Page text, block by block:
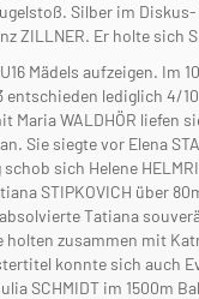
Silber im
ZILLNER. Er holte sich
Mädels aufzeigen. Im
entschieden lediglich
Maria WALDHÖR liefen
Sie siegte vor Elena
sich Helene
STIPKOVICH über
Tatiana
holten zusammen mit
konnte sich auch
SCHMIDT im 1500m